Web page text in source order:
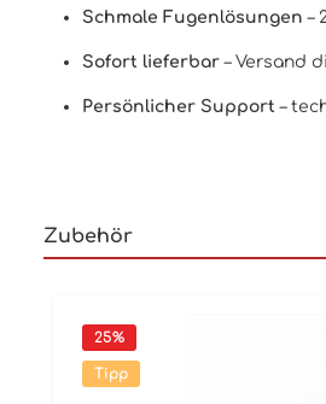
Schmale Fugenlösungen –
Sofort lieferbar – Versand
Persönlicher Support –
Zubehör
25%
Tipp